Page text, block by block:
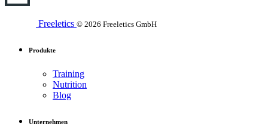
Freeletics © 2026 Freeletics GmbH
Produkte
Training
Nutrition
Blog
Unternehmen